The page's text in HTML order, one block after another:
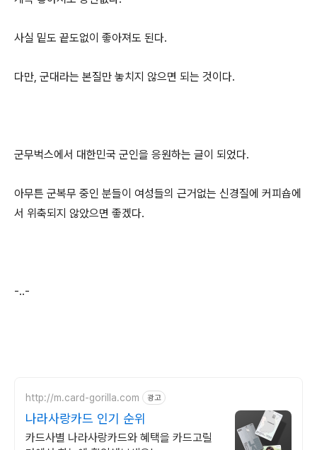
사실 밑도 끝도없이 좋아져도 된다.
다만, 군대라는 본질만 놓치지 않으면 되는 것이다.
군무벅스에서 대한민국 군인을 응원하는 글이 되었다.
아무튼 군복무 중인 분들이 여성들의 근거없는 신경질에 커피숍에
서 위축되지 않았으면 좋겠다.
-..-
http://m.card-gorilla.com 광고
나라사랑카드 인기 순위
카드사별 나라사랑카드와 혜택을 카드고릴